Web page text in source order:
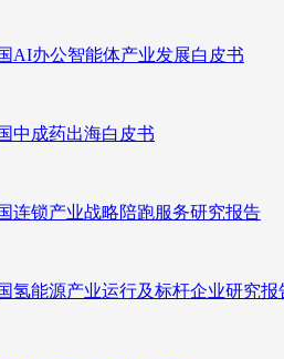
AI办公智能体产业发展白皮书
中成药出海白皮书
连锁产业战略陪跑服务研究报告
氢能源产业运行及标杆企业研究报